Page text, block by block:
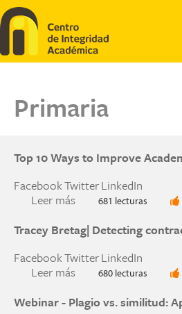
Pasar al contenido principal
Primaria
Top 10 Ways to Improve
FacebookTwitterLinkedIn
Leer más sobre Top 10
681 lecturas
Tracey Bretag| Detecting
FacebookTwitterLinkedIn
Leer más sobre Tracey
680 lecturas
Webinar - Plagio vs. similitud: